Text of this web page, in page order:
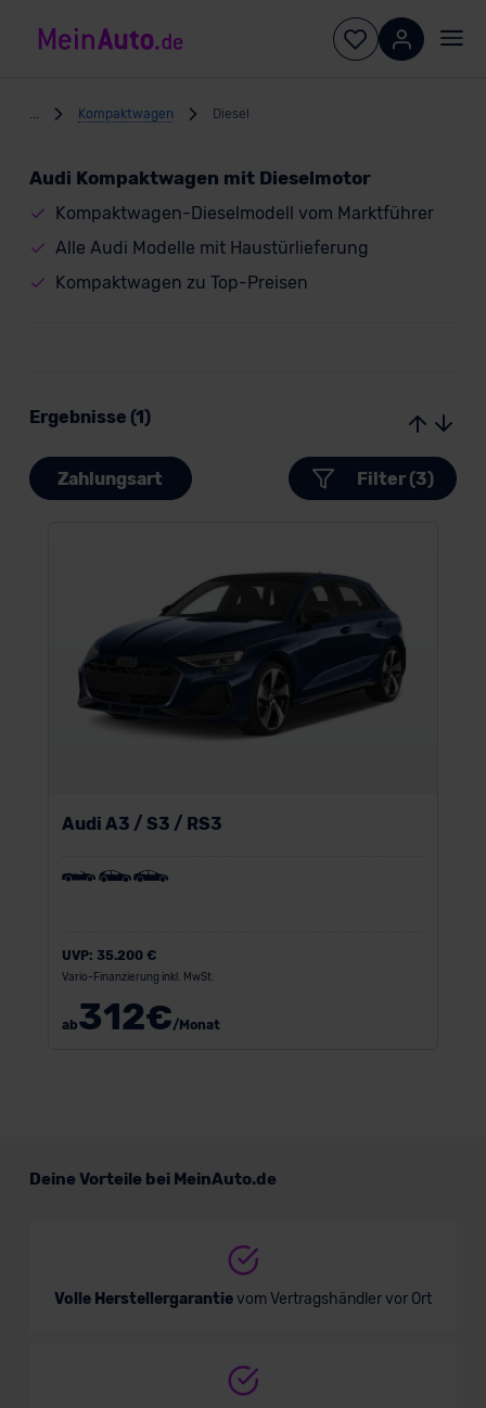
Kompaktwagen Diesel
Audi Kompaktwagen mit Dieselmotor
Kompaktwagen-Dieselmodell vom Marktführer
Alle Audi Modelle mit Haustürlieferung
Kompaktwagen zu Top-Preisen
Ergebnisse (1)
Zahlungsart Filter (3)
Audi A3 / S3 / RS3
UVP: 35.200 €
Vario-Finanzierung inkl. MwSt.
ab312€/Monat
Deine Vorteile bei MeinAuto.de
Volle Herstellergarantievom Vertragshändler vor Ort